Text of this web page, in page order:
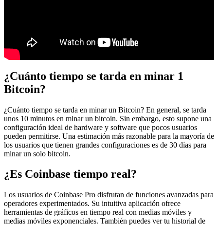
¿Cuánto tiempo se tarda en minar 1
Bitcoin?
¿Cuánto tiempo se tarda en minar un Bitcoin? En general, se tarda
unos 10 minutos en minar un bitcoin. Sin embargo, esto supone una
configuración ideal de hardware y software que pocos usuarios
pueden permitirse. Una estimación más razonable para la mayoría de
los usuarios que tienen grandes configuraciones es de 30 días para
minar un solo bitcoin.
¿Es Coinbase tiempo real?
Los usuarios de Coinbase Pro disfrutan de funciones avanzadas para
operadores experimentados. Su intuitiva aplicación ofrece
herramientas de gráficos en tiempo real con medias móviles y
medias móviles exponenciales. También puedes ver tu historial de